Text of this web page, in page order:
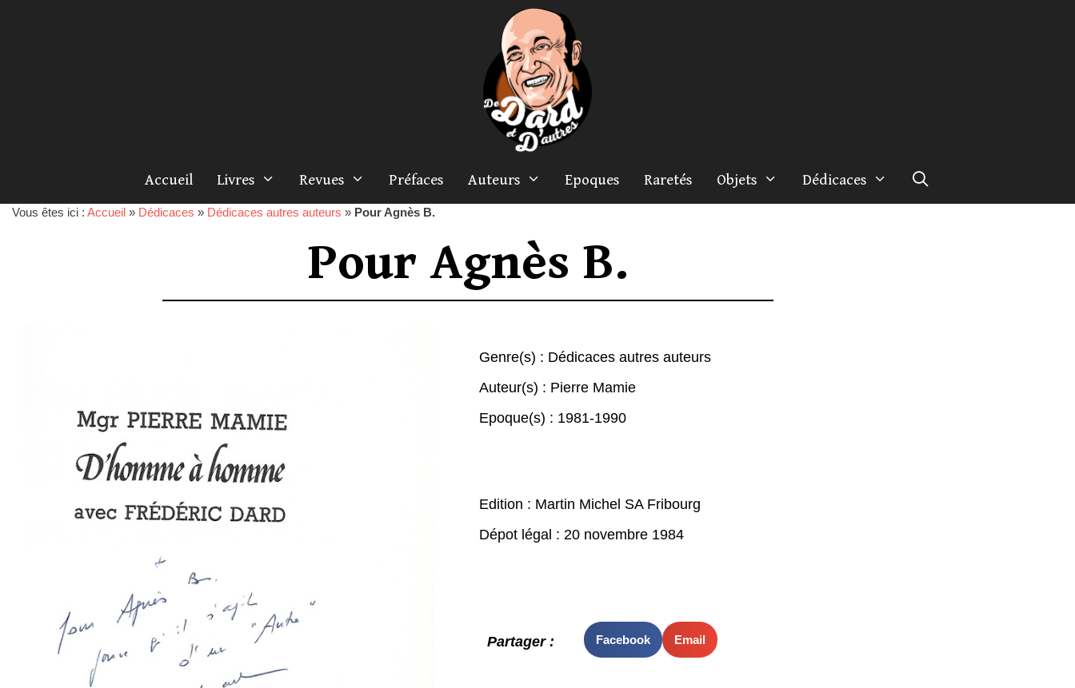
Accueil Livres Revues Préfaces Auteurs Epoques Raretés Objets Dédicaces
Vous êtes ici : Accueil » Dédicaces » Dédicaces autres auteurs » Pour Agnès B.
Pour Agnès B.
Genre(s) : Dédicaces autres auteurs
Auteur(s) : Pierre Mamie
Epoque(s) : 1981-1990
Edition : Martin Michel SA Fribourg
Dépot légal : 20 novembre 1984
Partager : Facebook Email